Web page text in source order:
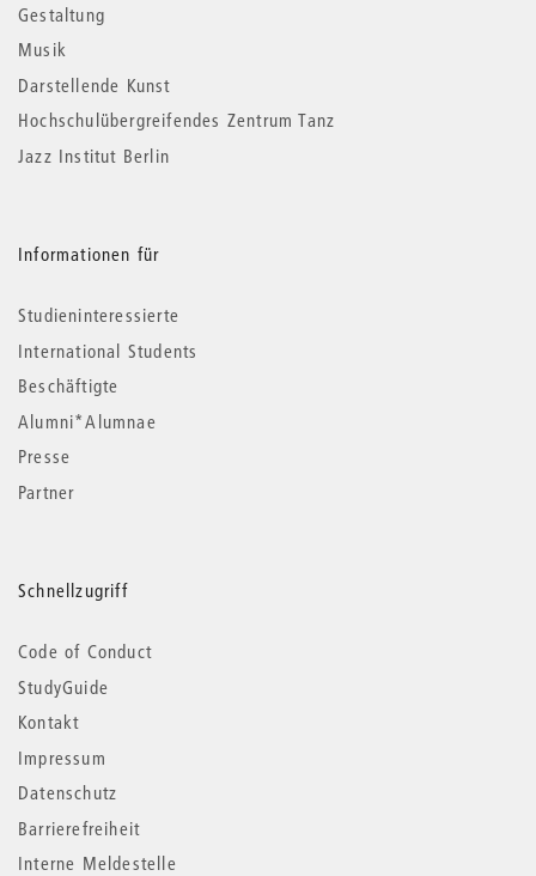
Gestaltung
Musik
Darstellende Kunst
Hochschulübergreifendes Zentrum Tanz
Jazz Institut Berlin
Informationen für
Studieninteressierte
International Students
Beschäftigte
Alumni*Alumnae
Presse
Partner
Schnellzugriff
Code of Conduct
StudyGuide
Kontakt
Impressum
Datenschutz
Barrierefreiheit
Interne Meldestelle